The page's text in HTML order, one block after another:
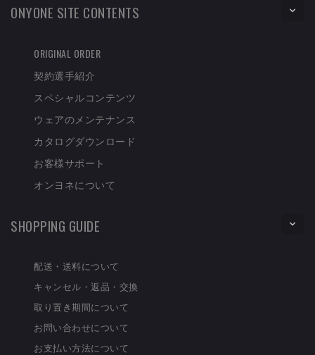
ONYONE SITE CONTENTS
ORIGINAL ORDER
契約選手紹介
スペシャルコンテンツ
ウェアのメンテナンス
カタログダウンロード
お客様サポート
オンヨネについて
SHOPPING GUIDE
配送・送料について
キャンセル・返品・交換
取り置き期間について
お問い合わせについて
お支払い方法について